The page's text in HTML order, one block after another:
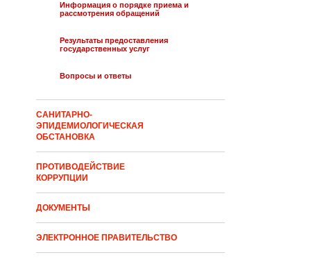
Информация о порядке приема и
рассмотрения обращений
Результаты предоставления
государственных услуг
Вопросы и ответы
САНИТАРНО-
ЭПИДЕМИОЛОГИЧЕСКАЯ
ОБСТАНОВКА
ПРОТИВОДЕЙСТВИЕ
КОРРУПЦИИ
ДОКУМЕНТЫ
ЭЛЕКТРОННОЕ ПРАВИТЕЛЬСТВО